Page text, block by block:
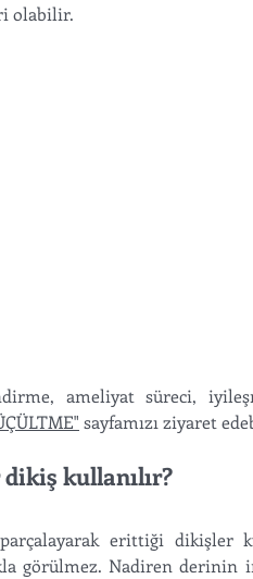
olabilir.
ameliyat süreci,
sayfamızı ziyaret
kullanılır?
erittiği dikişler
görülmez. Nadiren derinin